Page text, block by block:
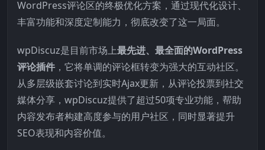
WordPress评论区的终极优化方案，通过现代化设计、
丰富功能和深度定制能力，彻底改变了这一局面。
wpDiscuz是目前市场上最先进、最全面的WordPress
评论插件 ，它将单调的评论框转变为强大的互动社区。
从多层级嵌套讨论到实时Ajax更新，从评论投票到社交
媒体分享，wpDiscuz提供了超过50项专业功能，帮助
内容发布者构建高度参与的用户社区，同时显著提升
SEO表现和内容价值。